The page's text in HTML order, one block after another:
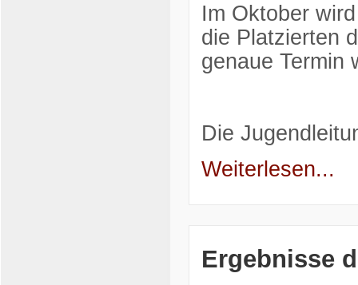
Im Oktober
die Platzierten
genaue Termin
Die
Weiterlesen...
Ergebnisse